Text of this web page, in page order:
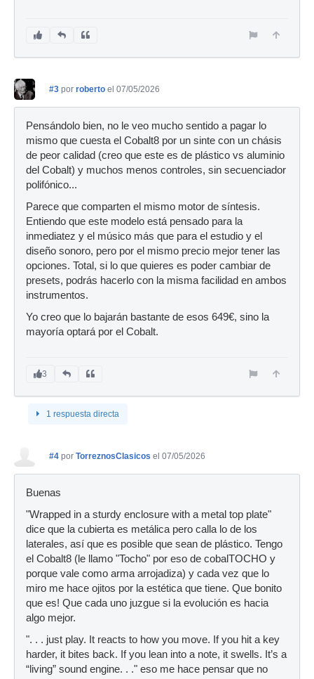
#3 por roberto el 07/05/2026
Pensándolo bien, no le veo mucho sentido a pagar lo
mismo que cuesta el Cobalt8 por un sinte con un chásis
de peor calidad (creo que este es de plástico vs aluminio
del Cobalt) y muchos menos controles, sin secuenciador
polifónico...
Parece que comparten el mismo motor de síntesis.
Entiendo que este modelo está pensado para la
inmediatez y el músico más que para el estudio y el
diseño sonoro, pero por el mismo precio mejor tener las
opciones. Total, si lo que quieres es poder cambiar de
presets, podrás hacerlo con la misma facilidad en ambos
instrumentos.
Yo creo que lo bajarán bastante de esos 649€, sino la
mayoría optará por el Cobalt.
3
1 respuesta directa
#4 por TorreznosClasicos el 07/05/2026
Buenas
"Wrapped in a sturdy enclosure with a metal top plate"
dice que la cubierta es metálica pero calla lo de los
laterales, así que es posible que sean de plástico. Tengo
el Cobalt8 (le llamo "Tocho" por eso de cobalTOCHO y
porque vale como arma arrojadiza) y cada vez que lo
miro me hace ojitos por la estética que tiene. Que bonito
que es! Que cada uno juzgue si la evolución es hacia
algo mejor.
". . . just play. It reacts to how you move. If you hit a key
harder, it bites back. If you lean into a note, it swells. It’s a
“living” sound engine. . ." eso me hace pensar que no